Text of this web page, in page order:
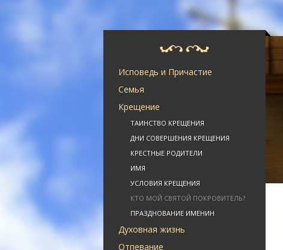
Исповедь и Причастие
Семья
Крещение
ТАИНСТВО КРЕЩЕНИЯ
ДНИ СОВЕРШЕНИЯ КРЕЩЕНИЯ
КРЕСТНЫЕ РОДИТЕЛИ
ИМЯ
УСЛОВИЯ КРЕЩЕНИЯ
КТО МОЙ СВЯТОЙ ПОКРОВИТЕЛЬ?
ПРАЗДНОВАНИЕ ИМЕНИН
Духовная жизнь
Отпевание